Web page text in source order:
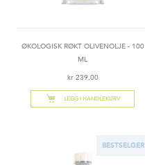
ØKOLOGISK RØKT OLIVENOLJE - 100
ML
kr 239,00
LEGG I HANDLEKURV
BESTSELGER